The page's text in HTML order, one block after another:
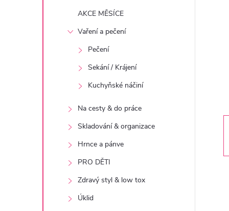
AKCE MĚSÍCE
Vaření a pečení
Pečení
Sekání / Krájení
Kuchyňské náčiní
Na cesty & do práce
Skladování & organizace
Hrnce a pánve
PRO DĚTI
Zdravý styl & low tox
Úklid